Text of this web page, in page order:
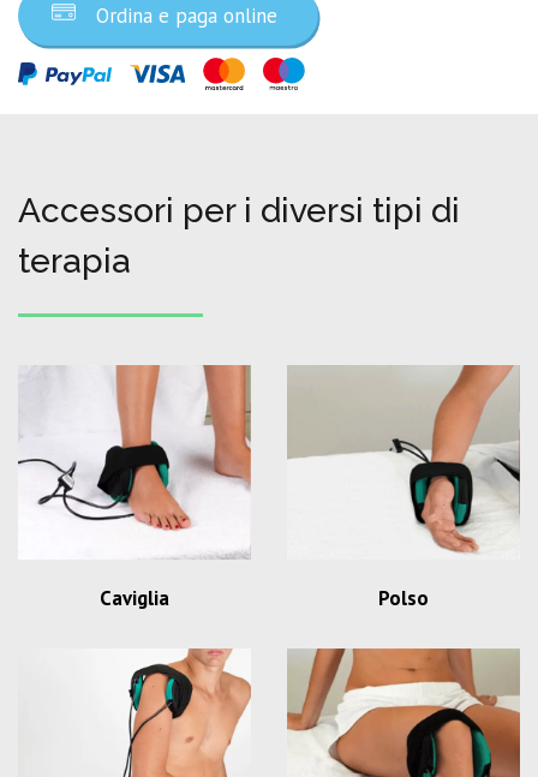
Ordina e paga online
Accessori per i diversi tipi di
terapia
Caviglia Polso